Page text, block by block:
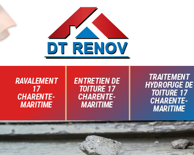
RAVALEMENT
17
CHARENTE-
MARITIME
ENTRETIEN DE
TOITURE 17
CHARENTE-
MARITIME
TRAITEMENT
HYDROFUGE DE
TOITURE 17
CHARENTE-
MARITIME